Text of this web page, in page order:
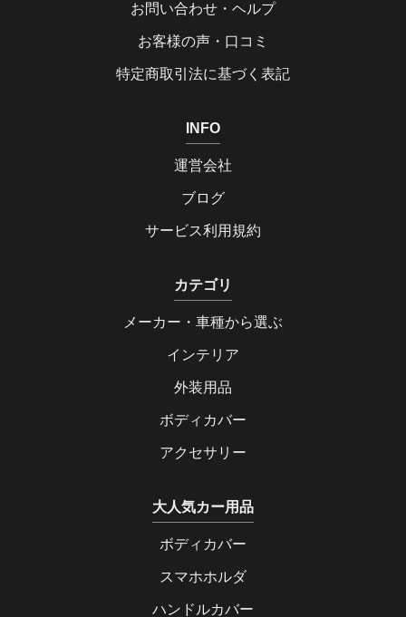
お問い合わせ・ヘルプ
お客様の声・口コミ
特定商取引法に基づく表記
INFO
運営会社
ブログ
サービス利用規約
カテゴリ
メーカー・車種から選ぶ
インテリア
外装用品
ボディカバー
アクセサリー
大人気カー用品
ボディカバー
スマホホルダ
ハンドルカバー